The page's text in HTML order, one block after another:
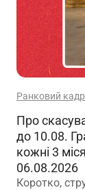
Ранковий
Про
до 10.08.
кожні 3
06.08.2026
Коротко,